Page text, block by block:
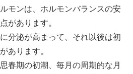
モンは、ホルモンバランスの安
があります。
分泌が高まって、それ以後は初
あります。
春期の初潮、毎月の周期的な月